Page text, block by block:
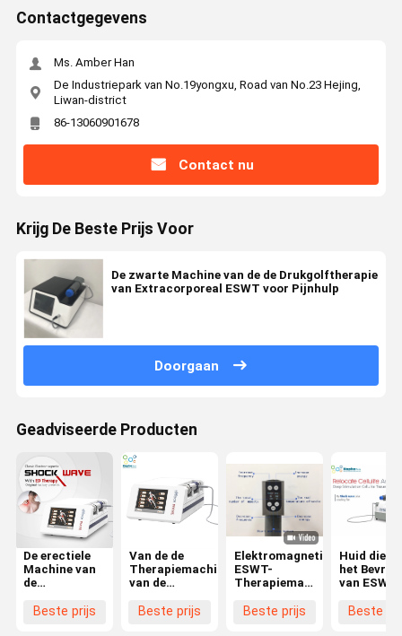
Contactgegevens
Ms. Amber Han
De Industriepark van No.19yongxu, Road van No.23 Hejing,
Liwan-district
86-13060901678
Contact nu
Krijg De Beste Prijs Voor
De zwarte Machine van de de Drukgolftherapie
van Extracorporeal ESWT voor Pijnhulp
Doorgaan
Geadviseerde Producten
De erectiele
Machine van
de
voor
Beste prijs
Van de de
Therapiemachine
van de
Erectiele
Beste prijs
Elektromagnetische
ESWT-
Therapiemachine
Duimtouch
Beste prijs
Huid die
het
van ESWT
Machine
Beste